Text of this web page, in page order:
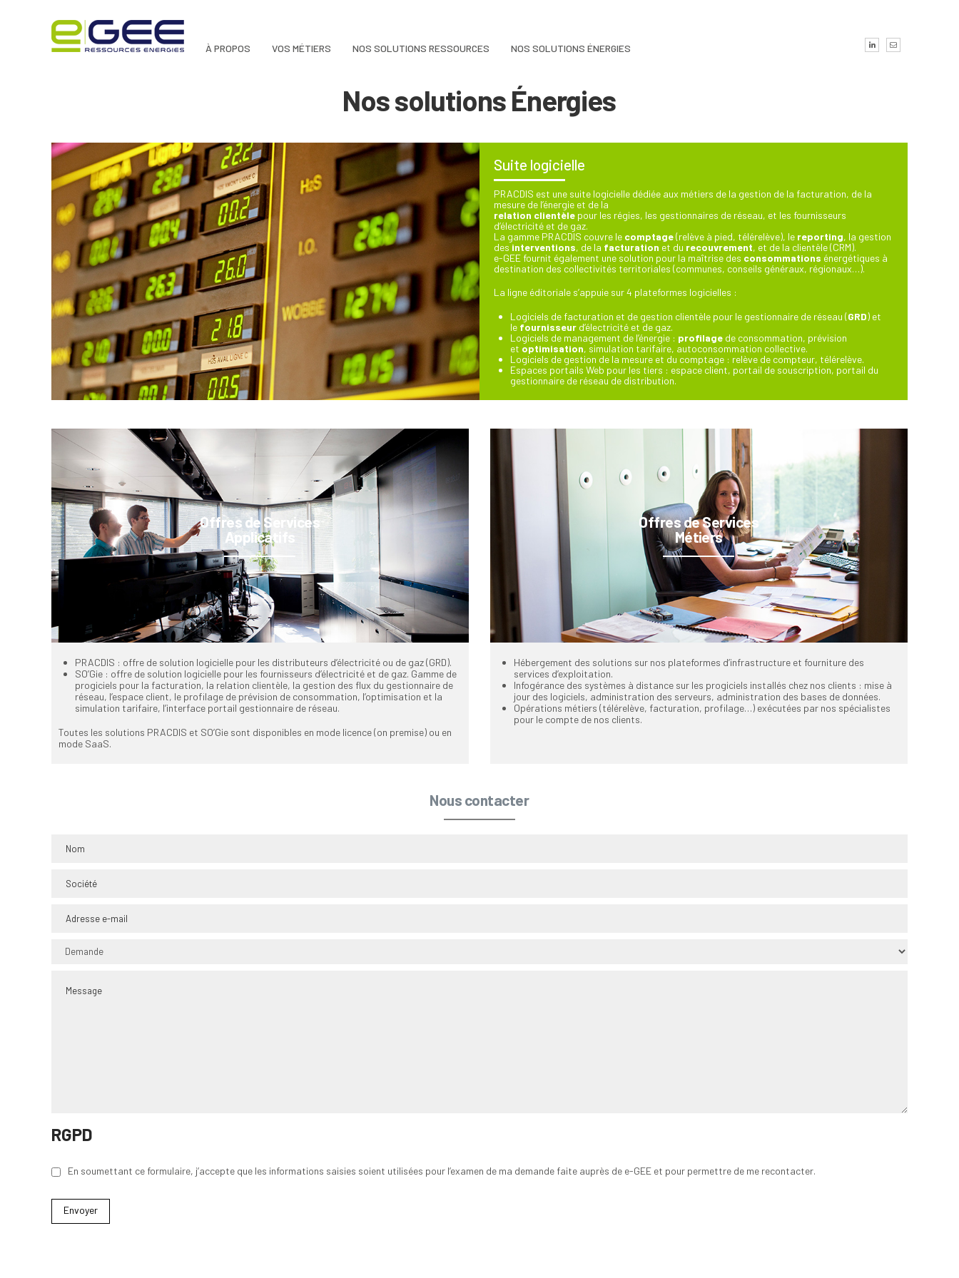
À PROPOS VOS MÉTIERS NOS SOLUTIONS RESSOURCES NOS SOLUTIONS ÉNERGIES
Nos solutions Énergies
Suite logicielle
PRACDIS est une suite logicielle dédiée aux métiers de la gestion de la facturation, de la
mesure de l’énergie et de la
relation clientèle pour les régies, les gestionnaires de réseau, et les fournisseurs
d’électricité et de gaz.
La gamme PRACDIS couvre le comptage(relève à pied, télérelève), le reporting, la gestion
des interventions, de la facturation et du recouvrement, et de la clientèle (CRM).
e-GEE fournit également une solution pour la maîtrise des consommations énergétiques à
destination des collectivités territoriales (communes, conseils généraux, régionaux…).
La ligne éditoriale s’appuie sur 4 plateformes logicielles :
Logiciels de facturation et de gestion clientèle pour le gestionnaire de réseau (GRD) et
le fournisseur d’électricité et de gaz.
Logiciels de management de l’énergie : profilage de consommation, prévision
et optimisation, simulation tarifaire, autoconsommation collective.
Logiciels de gestion de la mesure et du comptage : relève de compteur, télérelève.
Espaces portails Web pour les tiers : espace client, portail de souscription, portail du
gestionnaire de réseau de distribution.
Offres de Services
Applicatifs
PRACDIS : offre de solution logicielle pour les distributeurs d’électricité ou de gaz (GRD).
SO’Gie : offre de solution logicielle pour les fournisseurs d’électricité et de gaz. Gamme de
progiciels pour la facturation, la relation clientèle, la gestion des flux du gestionnaire de
réseau, l’espace client, le profilage de prévision de consommation, l’optimisation et la
simulation tarifaire, l’interface portail gestionnaire de réseau.
Toutes les solutions PRACDIS et SO’Gie sont disponibles en mode licence (on premise) ou en
mode SaaS.
Offres de Services
Métiers
Hébergement des solutions sur nos plateformes d’infrastructure et fourniture des
services d’exploitation.
Infogérance des systèmes à distance sur les progiciels installés chez nos clients : mise à
jour des logiciels, administration des serveurs, administration des bases de données.
Opérations métiers (télérelève, facturation, profilage…) exécutées par nos spécialistes
pour le compte de nos clients.
Nous contacter
RGPD
En soumettant ce formulaire, j’accepte que les informations saisies soient utilisées pour l’examen de ma demande faite auprès de e-GEE et pour permettre de me recontacter.